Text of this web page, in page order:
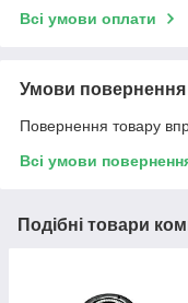
Всі умови оплати
Умови повернення
Повернення товару
Всі умови
Подібні товари